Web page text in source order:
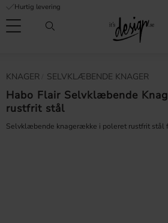
Menu
Hurtig levering
KNAGER ​SELVKLÆBENDE KNAGER
Habo Flair Selvklæbende
rustfrit stål
Selvklæbende knagerække i poleret rustfrit stål
Ofte stillede
spørgsmål
It's